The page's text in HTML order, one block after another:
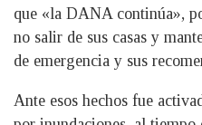
que «la DANA continúa»,
no salir de sus casas y
de emergencia y sus
Ante esos hechos fue